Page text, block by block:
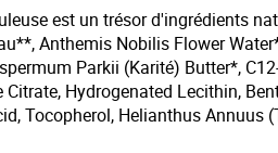
est un trésor d'ingrédients
Anthemis Nobilis Flower
Parkii (Karité) Butter*,
Hydrogenated Lecithin,
Tocopherol, Helianthus